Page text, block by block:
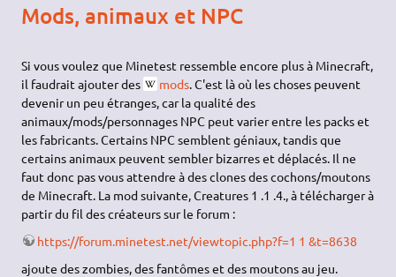
Mods, animaux et NPC
Si vous voulez que Minetest ressemble encore plus à Minecraft,
il faudrait ajouter des
mods. C'est là où les choses peuvent
devenir un peu étranges, car la qualité des
animaux/mods/personnages NPC peut varier entre les packs et
les fabricants. Certains NPC semblent géniaux, tandis que
certains animaux peuvent sembler bizarres et déplacés. Il ne
faut donc pas vous attendre à des clones des cochons/moutons
de Minecraft. La mod suivante, Creatures 1 .1 .4., à télécharger à
partir du fil des créateurs sur le forum :
https://forum.minetest.net/viewtopic.php?f=1 1 &t=8638
ajoute des zombies, des fantômes et des moutons au jeu.